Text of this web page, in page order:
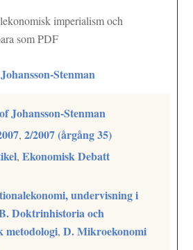
imperialism och
som PDF
Stenman
Johansson-Stenman
,2/2007 (årgång 35)
,Ekonomisk Debatt
undervisning i
Doktrinhistoria och
metodologi,D. Mikroekonomi